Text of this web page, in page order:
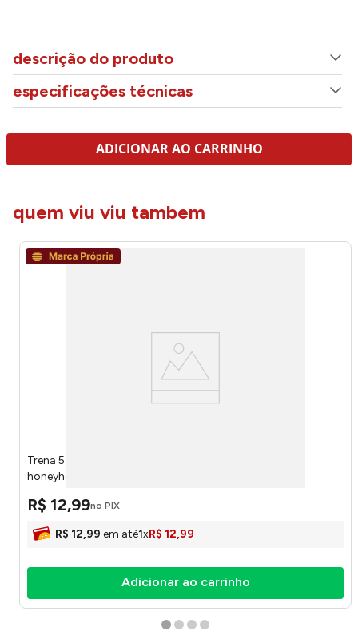
descrição do produto
especificações técnicas
ADICIONAR AO CARRINHO
quem viu viu tambem
Trena 5 Métros Plástico Pp, Ferro 5x2,5cm LM4277 -
honeyhome
R$ 12,99no PIX
R$ 12,99 em até1xR$ 12,99
Adicionar ao carrinho